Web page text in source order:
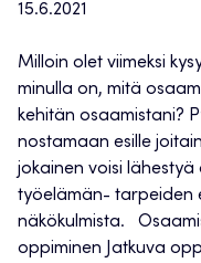
15.6.2021
Milloin olet viimeksi
minulla on, mitä
kehitän osaamistani?
nostamaan esille
jokainen voisi
työelämän- tarpeiden
näkökulmista.
oppiminen Jatkuva